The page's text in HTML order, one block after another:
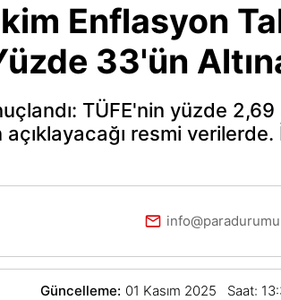
Enflasyon
33'ün
TÜFE'nin yüzde
açıklayacağı resmi
Güncelleme: 01 Kasım 2025 Saat: